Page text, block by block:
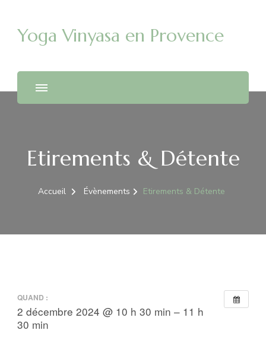
Yoga Vinyasa en Provence
Etirements & Détente
Accueil Évènements Etirements & Détente
QUAND :
2 décembre 2024 @ 10 h 30 min – 11 h
30 min